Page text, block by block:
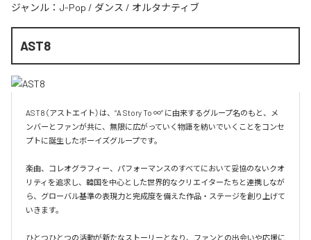
ジャンル： J-Pop / ダンス / オルタナティブ
AST8
AST8（アストエイト）は、“A Story To ∞” に由来するグループ名のもと、メ
ンバーとファンが共に、無限に広がっていく物語を紡いでいくことをコンセ
プトに誕生したボーイズグループです。
楽曲、コレオグラフィー、パフォーマンスのすべてにおいて妥協のないクオ
リティを追求し、韓国を中心とした世界的なクリエイターたちと連携しなが
ら、グローバル基準の表現力と完成度を備えた作品・ステージを創り上げて
いきます。
ひとつひとつの活動が新たなストーリーとなり、ファンとの出会いや応援に